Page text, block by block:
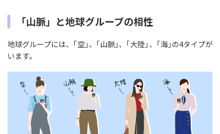
「山脈」と地球グループの相性
地球グループには、｢空｣、｢山脈｣、｢大陸｣、｢海｣の4タイプが
います。